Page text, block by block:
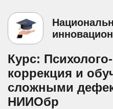
Курс:
коррекция и
сложными
НИИОбр